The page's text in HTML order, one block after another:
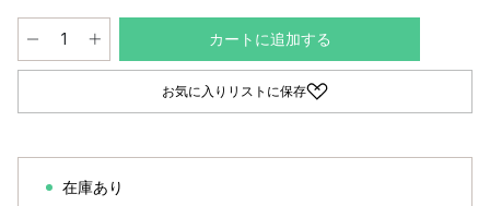
カートに追加する
お気に入りリストに保存
在庫あり